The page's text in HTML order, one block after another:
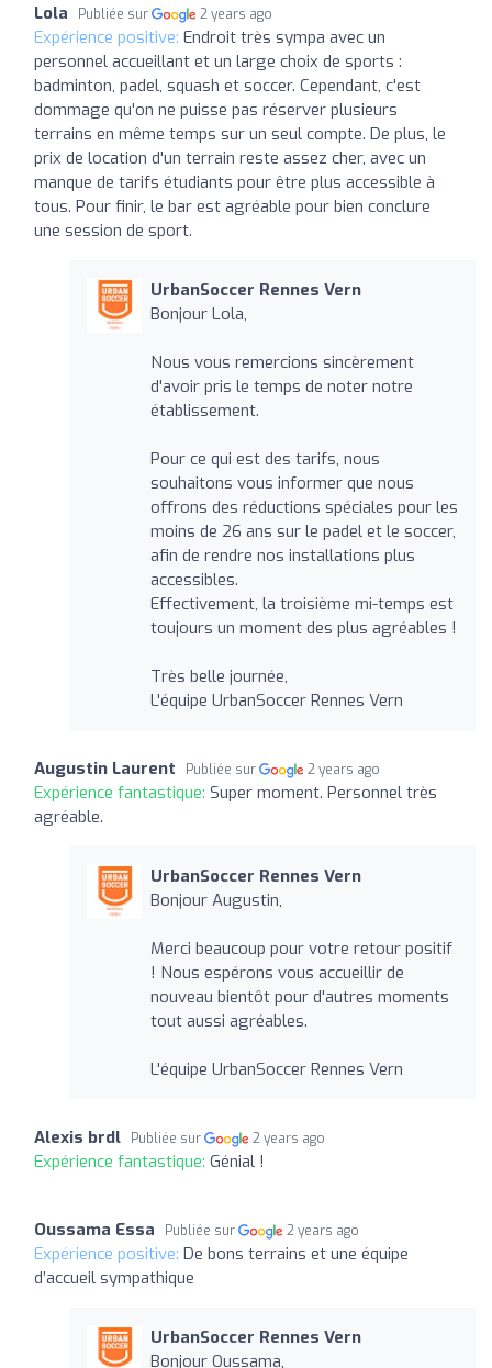
Lola Publiée sur 2 years ago
Expérience positive: Endroit très sympa avec un
personnel accueillant et un large choix de sports :
badminton, padel, squash et soccer. Cependant, c'est
dommage qu'on ne puisse pas réserver plusieurs
terrains en même temps sur un seul compte. De plus, le
prix de location d'un terrain reste assez cher, avec un
manque de tarifs étudiants pour être plus accessible à
tous. Pour finir, le bar est agréable pour bien conclure
une session de sport.
UrbanSoccer Rennes Vern
Bonjour Lola,
Nous vous remercions sincèrement
d'avoir pris le temps de noter notre
établissement.
Pour ce qui est des tarifs, nous
souhaitons vous informer que nous
offrons des réductions spéciales pour les
moins de 26 ans sur le padel et le soccer,
afin de rendre nos installations plus
accessibles.
Effectivement, la troisième mi-temps est
toujours un moment des plus agréables !
Très belle journée,
L'équipe UrbanSoccer Rennes Vern
Augustin Laurent Publiée sur 2 years ago
Expérience fantastique: Super moment. Personnel très
agréable.
UrbanSoccer Rennes Vern
Bonjour Augustin,
Merci beaucoup pour votre retour positif
! Nous espérons vous accueillir de
nouveau bientôt pour d'autres moments
tout aussi agréables.
L'équipe UrbanSoccer Rennes Vern
Alexis brdl Publiée sur 2 years ago
Expérience fantastique: Génial !
Oussama Essa Publiée sur 2 years ago
Expérience positive: De bons terrains et une équipe
d’accueil sympathique
UrbanSoccer Rennes Vern
Bonjour Oussama,